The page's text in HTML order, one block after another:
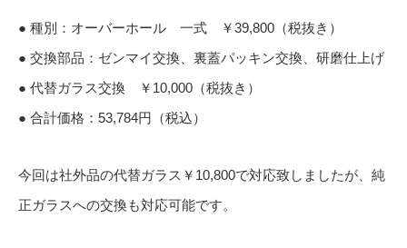
● 種別：オーバーホール 一式 ￥39,800（税抜き）
● 交換部品：ゼンマイ交換、裏蓋パッキン交換、研磨仕上げ
● 代替ガラス交換 ￥10,000（税抜き）
● 合計価格：53,784円（税込）
今回は社外品の代替ガラス￥10,800で対応致しましたが、純
正ガラスへの交換も対応可能です。